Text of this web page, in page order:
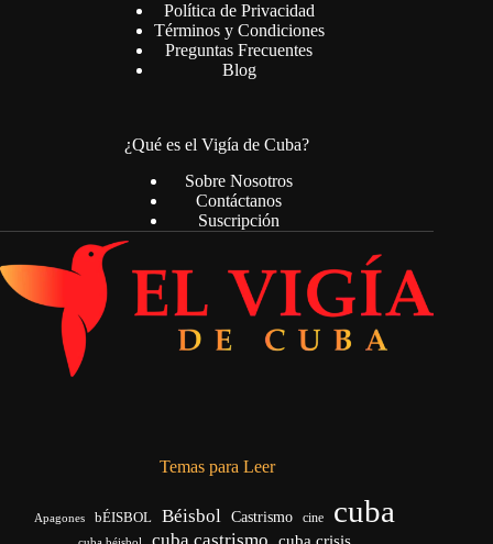
Política de Privacidad
Términos y Condiciones
Preguntas Frecuentes
Blog
¿Qué es el Vigía de Cuba?
Sobre Nosotros
Contáctanos
Suscripción
Temas para Leer
Apagones bÉISBOL Béisbol Castrismo cine cuba
cuba crisis